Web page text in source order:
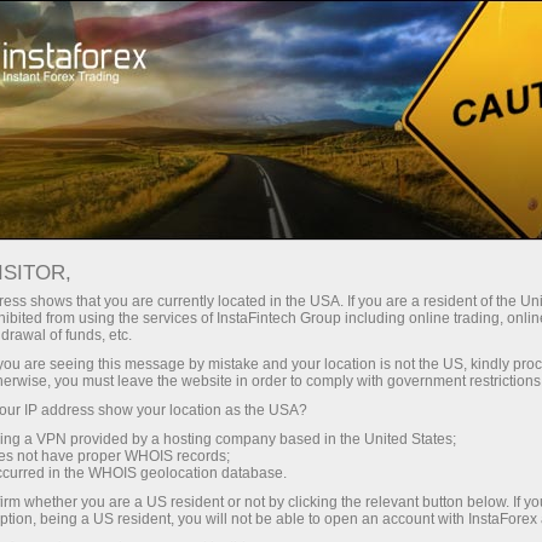
З InstaForex ви отримуєте доступ
можливостей: кредитне плече до
1:5000, одні з найкращих
спредів та комісій на ринку, а
також привабливі умови для
торгівлі акціями та індексами
Мінімальні спреди - максимум
Бонус 30% на кожен депозит
Швидкість
у трейдингу і на трасі
shows that you are currently located in the USA. If you are a resident of the
from using the services of InstaFintech Group including online trading,
of funds, etc.
are seeing this message by mistake and your location is not the US, kindly
you must leave the website in order to comply with government
IP address show your location as the USA?
a VPN provided by a hosting company based in the United States;
not have proper WHOIS records;
in the WHOIS geolocation database.
whether you are a US resident or not by clicking the relevant button below. If
being a US resident, you will not be able to open an account with InstaForex